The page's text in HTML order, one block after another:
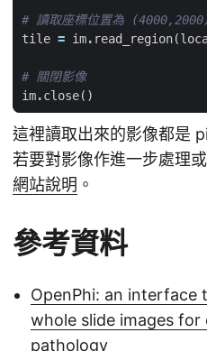
# 讀取座標位置為
tile = im. read_region(
# 關閉影像
im.close()
這裡讀取出來的影像都是
若要對影像作進一步處理
網站說明 。
參考資料
OpenPhi: an interface
whole slide images
pathology